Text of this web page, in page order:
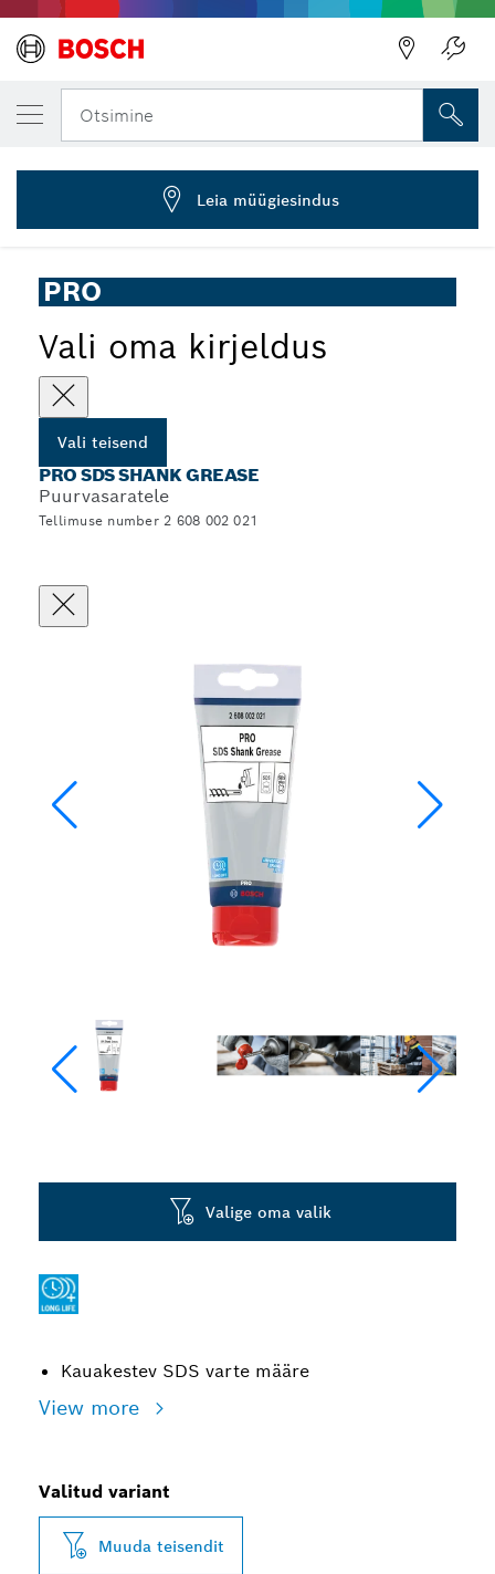
Otsimine
... PRO SDS Shank Grease
PRO
Vali oma kirjeldus
Vali teisend
PRO SDS SHANK GREASE
Puurvasaratele
Tellimuse number 2 608 002 021
Kauakestev SDS varte määre
View more
Valige oma valik
Valitud variant
Muuda teisendit
SINU VALITUD TEISEND
PRO SDS Shank Grease puurile ja peitlile
2 608 002 021
Leia müügiesindus